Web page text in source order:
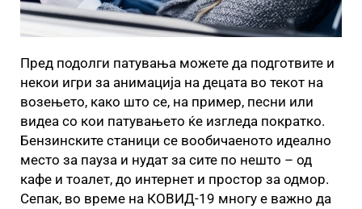
Пред подолги патувања можете да подготвите и
некои игри за анимација на децата во текот на
возењето, како што се, на пример, песни или
видеа со кои патувањето ќе изгледа пократко.
Бензинските станици се вообичаеното идеално
место за пауза и нудат за сите по нешто – од
кафе и тоалет, до интернет и простор за одмор.
Сепак, во време на КОВИД-19 многу е важно да